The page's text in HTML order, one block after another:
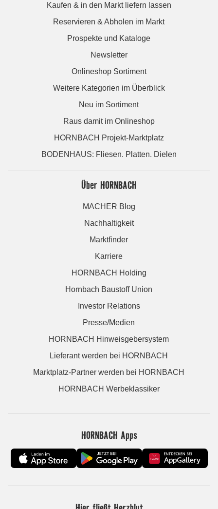
Kaufen & in den Markt liefern lassen
Reservieren & Abholen im Markt
Prospekte und Kataloge
Newsletter
Onlineshop Sortiment
Weitere Kategorien im Überblick
Neu im Sortiment
Raus damit im Onlineshop
HORNBACH Projekt-Marktplatz
BODENHAUS: Fliesen. Platten. Dielen
Über HORNBACH
MACHER Blog
Nachhaltigkeit
Marktfinder
Karriere
HORNBACH Holding
Hornbach Baustoff Union
Investor Relations
Presse/Medien
HORNBACH Hinweisgebersystem
Lieferant werden bei HORNBACH
Marktplatz-Partner werden bei HORNBACH
HORNBACH Werbeklassiker
HORNBACH Apps